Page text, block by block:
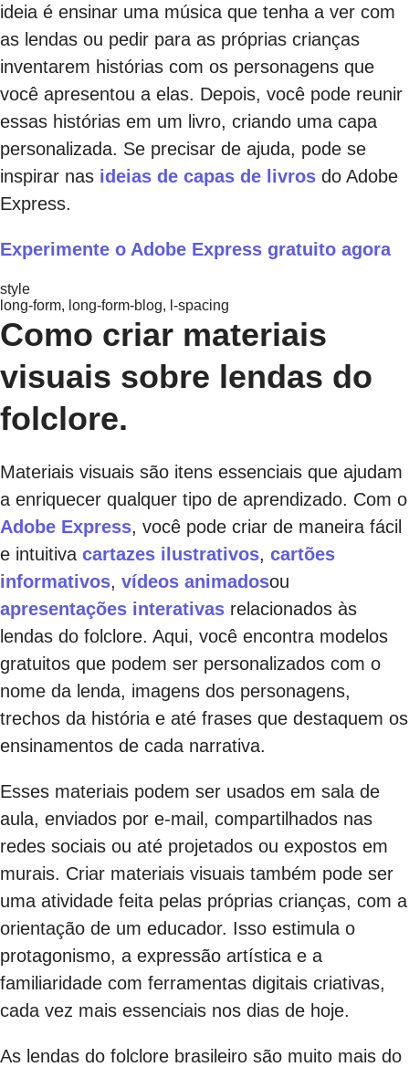
ideia é ensinar uma música que tenha a ver com
as lendas ou pedir para as próprias crianças
inventarem histórias com os personagens que
você apresentou a elas. Depois, você pode reunir
essas histórias em um livro, criando uma capa
personalizada. Se precisar de ajuda, pode se
inspirar nas ideias de capas de livros do Adobe
Express.
Experimente o Adobe Express gratuito agora
style
long-form, long-form-blog, l-spacing
Como criar materiais
visuais sobre lendas do
folclore.
Materiais visuais são itens essenciais que ajudam
a enriquecer qualquer tipo de aprendizado. Com o
Adobe Express, você pode criar de maneira fácil
e intuitiva cartazes ilustrativos, cartões
informativos, vídeos animadosou
apresentações interativas relacionados às
lendas do folclore. Aqui, você encontra modelos
gratuitos que podem ser personalizados com o
nome da lenda, imagens dos personagens,
trechos da história e até frases que destaquem os
ensinamentos de cada narrativa.
Esses materiais podem ser usados em sala de
aula, enviados por e-mail, compartilhados nas
redes sociais ou até projetados ou expostos em
murais. Criar materiais visuais também pode ser
uma atividade feita pelas próprias crianças, com a
orientação de um educador. Isso estimula o
protagonismo, a expressão artística e a
familiaridade com ferramentas digitais criativas,
cada vez mais essenciais nos dias de hoje.
As lendas do folclore brasileiro são muito mais do